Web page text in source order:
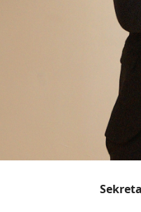
Sekretariat: